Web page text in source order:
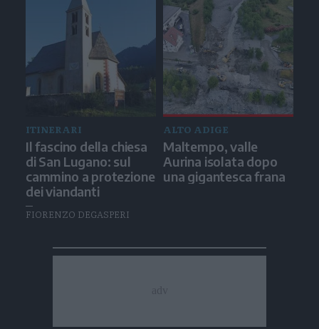
ITINERARI
Il fascino della chiesa
di San Lugano: sul
cammino a protezione
dei viandanti
FIORENZO DEGASPERI
ALTO ADIGE
Maltempo, valle
Aurina isolata dopo
una gigantesca frana